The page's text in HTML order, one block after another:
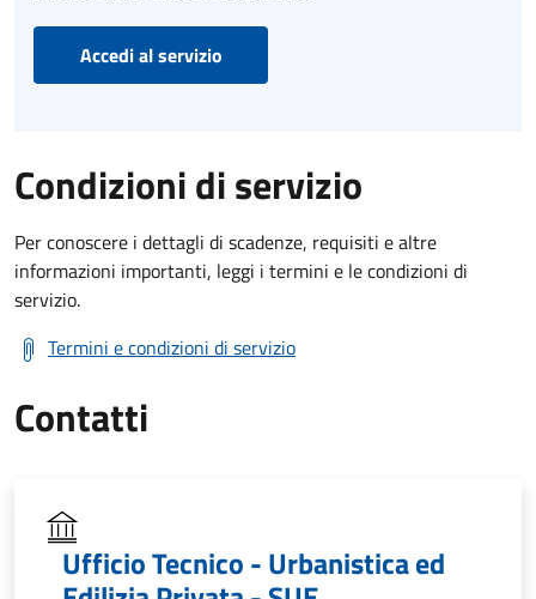
Accedi al servizio
Condizioni di servizio
Per conoscere i dettagli di scadenze, requisiti e altre
informazioni importanti, leggi i termini e le condizioni di
servizio.
Termini e condizioni di servizio
Contatti
Ufficio Tecnico - Urbanistica ed